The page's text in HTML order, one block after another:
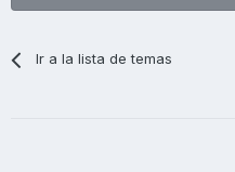
Ir a la lista de temas